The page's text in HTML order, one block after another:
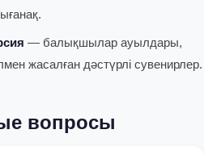
— балықшылар ауылдары,
жасалған дәстүрлі сувенирлер.
вопросы